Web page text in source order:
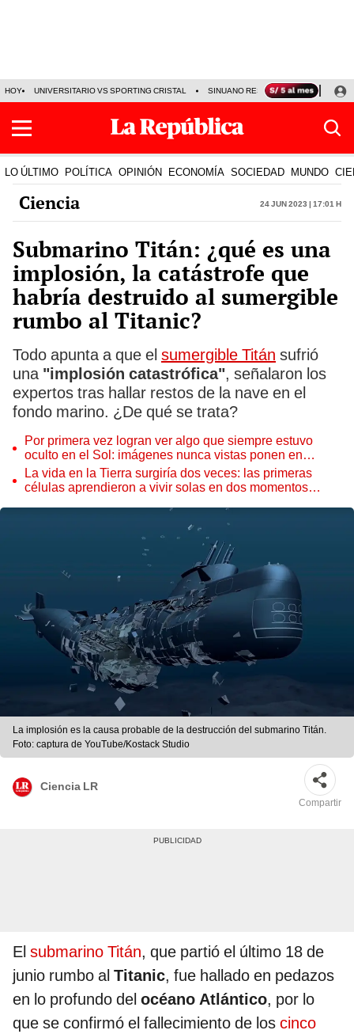
HOY UNIVERSITARIO VS SPORTING CRISTAL SINUANO RESULTADOS HOY
LO ÚLTIMO POLÍTICA OPINIÓN ECONOMÍA SOCIEDAD MUNDO
Ciencia 24 Jun 2023 | 17:01 h
Submarino Titán: ¿qué es una
implosión, la catástrofe que
habría destruido al sumergible
rumbo al Titanic?
Todo apunta a que el sumergible Titán sufrió
una "implosión catastrófica", señalaron los
expertos tras hallar restos de la nave en el
fondo marino. ¿De qué se trata?
Por primera vez logran ver algo que siempre estuvo
oculto en el Sol: imágenes nunca vistas ponen en
aprietos a científicos
La vida en la Tierra surgiría dos veces: las primeras
células aprendieron a vivir solas en dos momentos
La implosión es la causa probable de la destrucción del submarino Titán.
Foto: captura de YouTube/Kostack Studio
Ciencia LR
Compartir
El submarino Titán, que partió el último 18 de
junio rumbo al Titanic, fue hallado en pedazos
en lo profundo del océano Atlántico, por lo
que se confirmó el fallecimiento de los cinco